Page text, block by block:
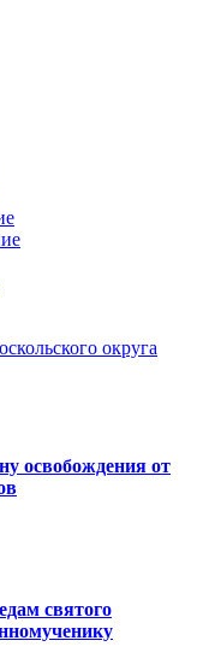
округа
освобождения от
святого